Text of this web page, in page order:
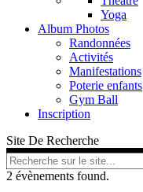
Yoga
Album Photos
Randonnées
Activités
Manifestations
Poterie enfants
Gym Ball
Inscription
Site De Recherche
2 évènements found.